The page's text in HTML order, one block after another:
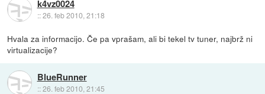
k4vz0024
::26. feb 2010, 21:18
Hvala za informacijo. Če pa vprašam, ali bi tekel tv tuner, najbrž ni
virtualizacije?
BlueRunner
::26. feb 2010, 21:45